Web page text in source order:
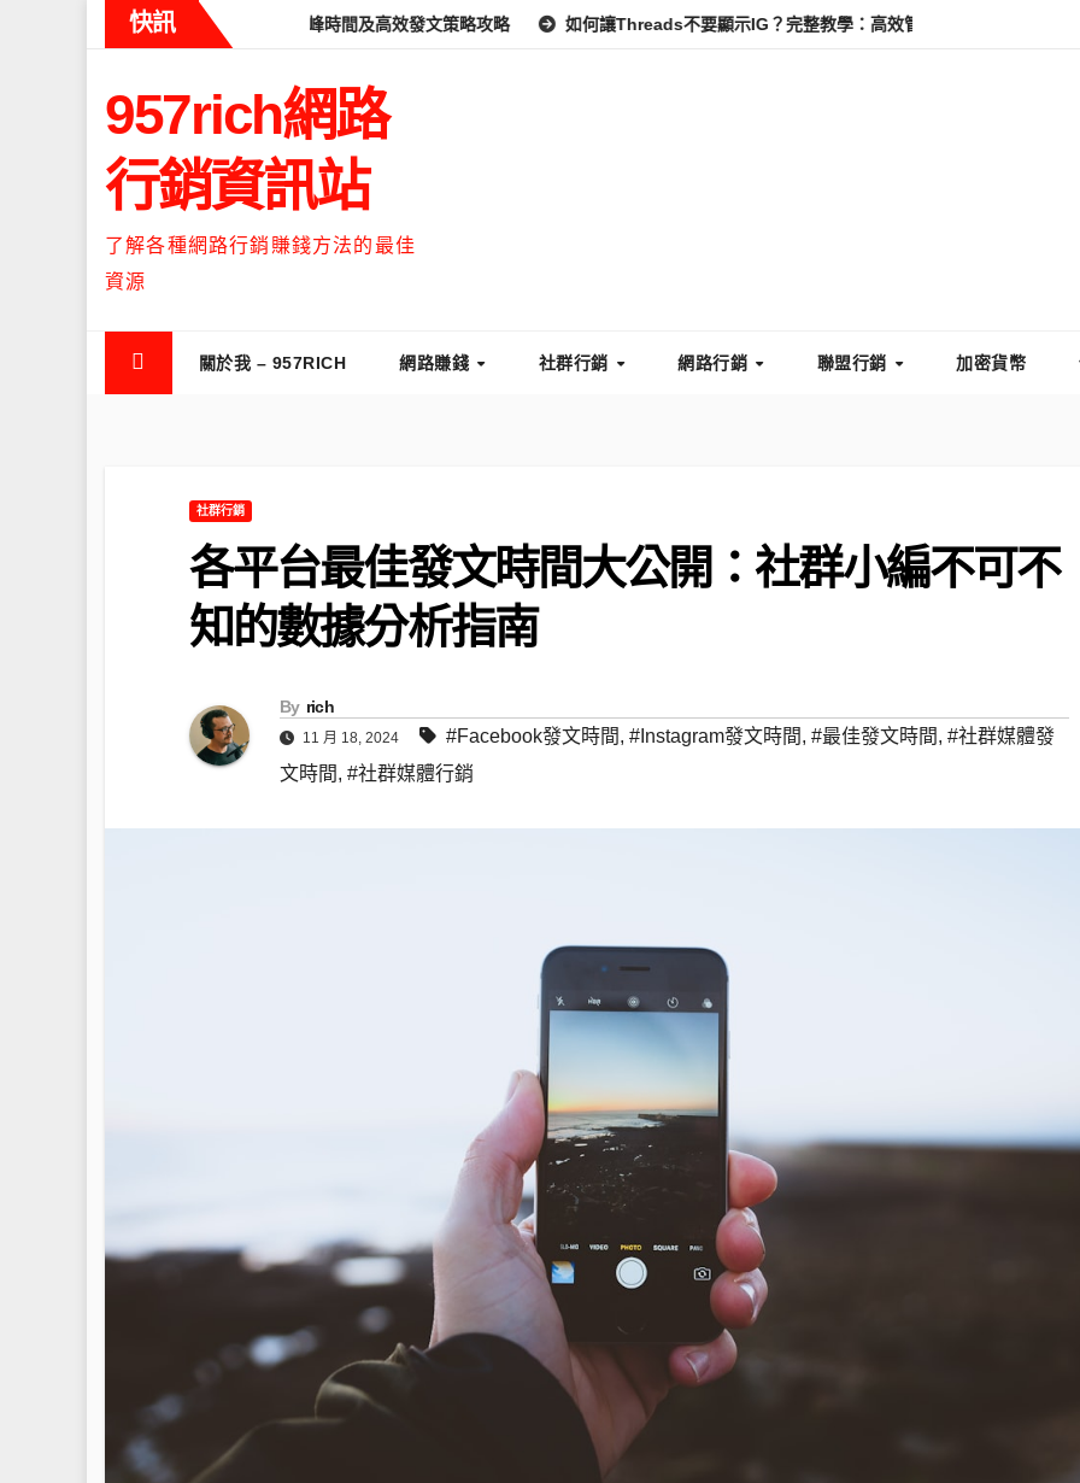
快訊
麼時候流量最高？流量高峰時間及高效發文策略攻略 如何讓Threads不要顯示IG？完整教學：高效管理你的線上隱私與數據安全
957rich網路
行銷資訊站
了解各種網路行銷賺錢方法的最佳
資源
關於我 – 957RICH 網路賺錢 社群行銷 網路行銷 聯盟行銷 加密貨幣
社群行銷
各平台最佳發文時間大公開：社群小編不可不
知的數據分析指南
By rich
11 月 18, 2024 #Facebook發文時間, #Instagram發文時間, #最佳發文時間, #社群媒體發
文時間, #社群媒體行銷